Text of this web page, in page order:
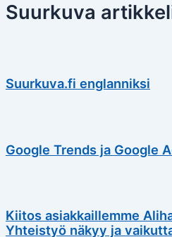
Suurkuva
Suurkuva.fi englanniksi
Google Trends ja Google
Kiitos asiakkaillemme
Yhteistyö näkyy ja